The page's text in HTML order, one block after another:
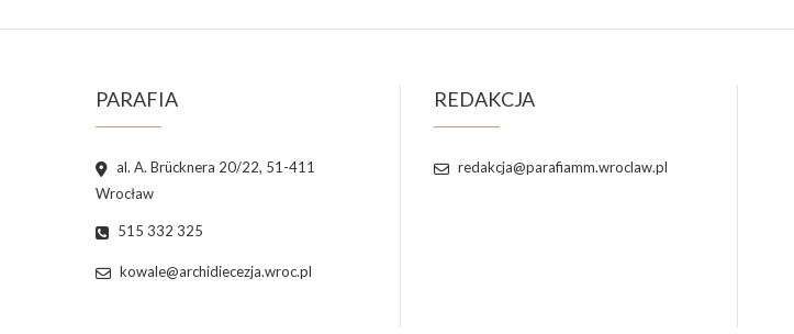
PARAFIA
al. A. Brücknera 20/22, 51-411
Wrocław
515 332 325
kowale@archidiecezja.wroc.pl
REDAKCJA
redakcja@parafiamm.wroclaw.pl